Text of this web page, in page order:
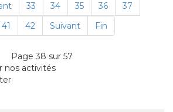
33 34 35 36
37
41 42 Suivant Fin
Page 38 sur 57
nos activités